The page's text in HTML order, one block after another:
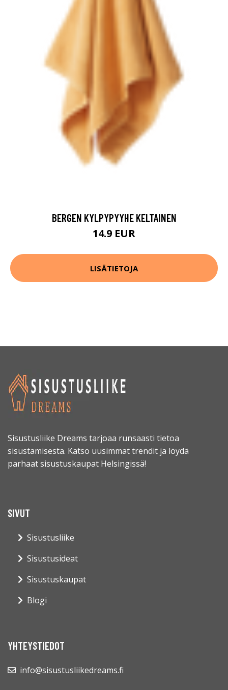
BERGEN KYLPYPYYHE KELTAINEN
14.9 EUR
LISÄTIETOJA
Sisustusliike Dreams tarjoaa runsaasti tietoa
sisustamisesta. Katso uusimmat trendit ja löydä
parhaat sisustuskaupat Helsingissä!
SIVUT
Sisustusliike
Sisustusideat
Sisustuskaupat
Blogi
YHTEYSTIEDOT
info@sisustusliikedreams.fi